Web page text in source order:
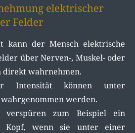
elektrischer
Felder
kann der Mensch elektrische
über Nerven-, Muskel- oder
wahrnehmen.
Intensität können unter
werden.
verspüren zum Beispiel ein
Kopf, wenn sie unter einer